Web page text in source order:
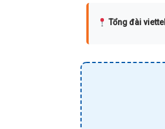
Tổng đài viettel